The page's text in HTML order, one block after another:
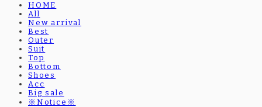
HOME
All
New arrival
Best
Outer
Suit
Top
Bottom
Shoes
Acc
Big sale
※Notice※